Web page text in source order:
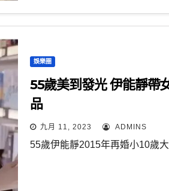
娛樂圈
55歲美到發光 伊能靜帶
品
九月 11, 2023 ADMINS
55歲伊能靜2015年再婚小10歲